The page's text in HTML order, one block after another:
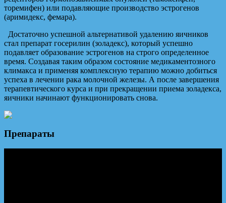
торемифен) или подавляющие производство эстрогенов
(аримидекс, фемара).
Достаточно успешной альтернативой удалению яичников
стал препарат госерилин (золадекс), который успешно
подавляет образование эстрогенов на строго определенное
время. Создавая таким образом состояние медикаментозного
климакса и применяя комплексную терапию можно добиться
успеха в лечении рака молочной железы. А после завершения
терапевтического курса и при прекращении приема золадекса,
яичники начинают функционировать снова.
Препараты